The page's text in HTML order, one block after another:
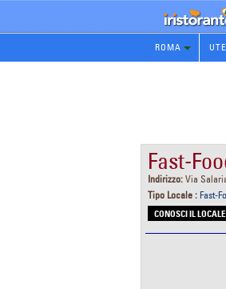
Prenotazione
Ristorante
ROMA
Fast-
Indirizzo: Via
Tipo Locale : Fast-
CONOSCI IL